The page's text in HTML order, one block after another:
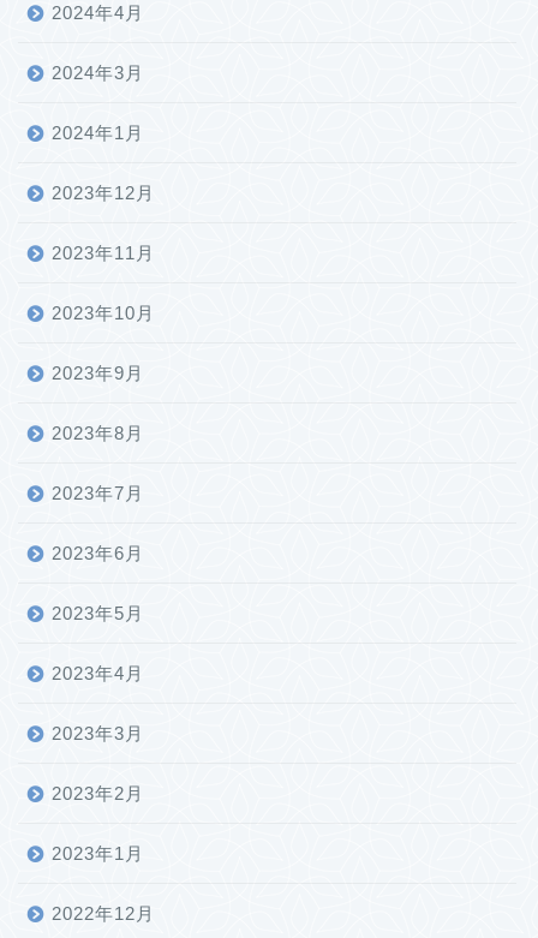
2024年4月
2024年3月
2024年1月
2023年12月
2023年11月
2023年10月
2023年9月
2023年8月
2023年7月
2023年6月
2023年5月
2023年4月
2023年3月
2023年2月
2023年1月
2022年12月